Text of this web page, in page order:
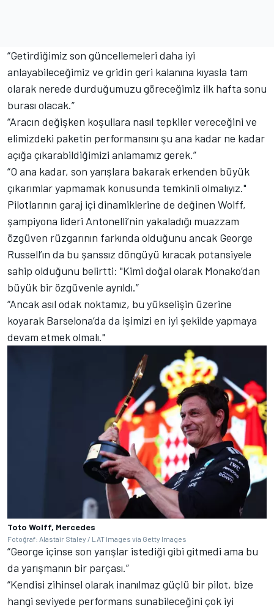
“Getirdiğimiz son güncellemeleri daha iyi
anlayabileceğimiz ve gridin geri kalanına kıyasla tam
olarak nerede durduğumuzu göreceğimiz ilk hafta sonu
burası olacak.”
“Aracın değişken koşullara nasıl tepkiler vereceğini ve
elimizdeki paketin performansını şu ana kadar ne kadar
açığa çıkarabildiğimizi anlamamız gerek.”
“O ana kadar, son yarışlara bakarak erkenden büyük
çıkarımlar yapmamak konusunda temkinli olmalıyız."
Pilotlarının garaj içi dinamiklerine de değinen Wolff,
şampiyona lideri Antonelli’nin yakaladığı muazzam
özgüven rüzgarının farkında olduğunu ancak George
Russell’ın da bu şanssız döngüyü kıracak potansiyele
sahip olduğunu belirtti: "Kimi doğal olarak Monako’dan
büyük bir özgüvenle ayrıldı.”
“Ancak asıl odak noktamız, bu yükselişin üzerine
koyarak Barselona’da da işimizi en iyi şekilde yapmaya
devam etmek olmalı."
Toto Wolff, Mercedes
Fotoğraf: Alastair Staley / LAT Images via Getty Images
“George içinse son yarışlar istediği gibi gitmedi ama bu
da yarışmanın bir parçası.”
“Kendisi zihinsel olarak inanılmaz güçlü bir pilot, bize
hangi seviyede performans sunabileceğini çok iyi